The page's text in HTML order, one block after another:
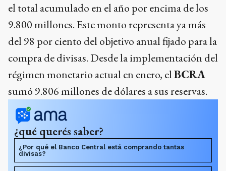
el total acumulado en el año por encima de los
9.800 millones. Este monto representa ya más
del 98 por ciento del objetivo anual fijado para la
compra de divisas. Desde la implementación del
régimen monetario actual en enero, elBCRA
sumó 9.806 millones de dólares a sus reservas.
¿qué querés saber?
¿Por qué el Banco Central está comprando tantas
divisas?